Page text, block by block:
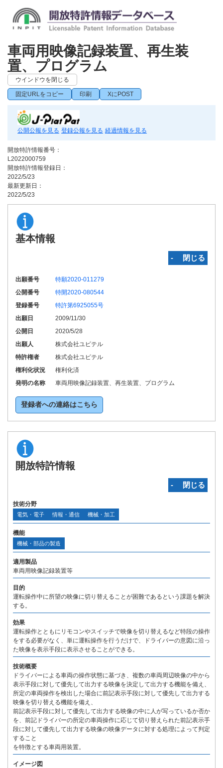
車両用映像記録装置、再生装
置、プログラム
ウインドウを閉じる
固定URLをコピー 印刷 XにPOST
公開公報を見る 登録公報を見る 経過情報を見る
開放特許情報番号：
L2022000759
開放特許情報登録日：
2022/5/23
最新更新日：
2022/5/23
基本情報
‐ 閉じる
出願番号
特願2020-011279
公開番号
特開2020-080544
登録番号
特許第6925055号
出願日
2009/11/30
公開日
2020/5/28
出願人
株式会社ユピテル
特許権者
株式会社ユピテル
権利化状況
権利化済
発明の名称
車両用映像記録装置、再生装置、プログラム
登録者への連絡はこちら
開放特許情報
‐ 閉じる
技術分野
電気・電子 情報・通信 機械・加工
機能
機械・部品の製造
適用製品
車両用映像記録装置等
目的
運転操作中に所望の映像に切り替えることが困難であるという課題を解決
する。
効果
運転操作とともにリモコンやスイッチで映像を切り替えるなど特段の操作
をする必要がなく、単に運転操作を行うだけで、ドライバーの意図に沿っ
た映像を表示手段に表示させることができる。
技術概要
ドライバーによる車両の操作状態に基づき、複数の車両周辺映像の中から
表示手段に対して優先して出力する映像を決定して出力する機能を備え、
所定の車両操作を検出した場合に前記表示手段に対して優先して出力する
映像を切り替える機能を備え、
前記表示手段に対して優先して出力する映像の中に人が写っているか否か
を、前記ドライバーの所定の車両操作に応じて切り替えられた前記表示手
段に対して優先して出力する映像の映像データに対する処理によって判定
すること
を特徴とする車両用装置。
イメージ図